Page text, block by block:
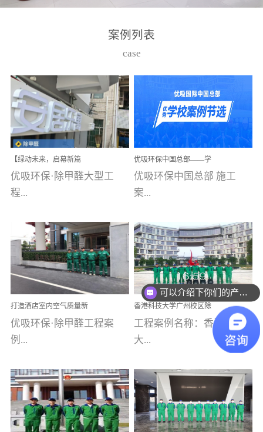
高技能的团队。汇聚了众
取得了多项产品技术专利
和多项国家版权局著作
权，获得高新技术企业称
号。生产优势自主生产自
给自足，优吸公司于2015
在广州番禺区成功建立产
品线生产基地，工厂拥有
自动化生产设备和成熟的
选择源头源材料、严控产
品质量，我们每一批的生
产产品都经过严格的质检
程序；生产车间为优吸总
部和全国分支机构生产光
触媒、净醛王、祛味剂等
优吸系列产品，保质保量
完成生产任务，确保全国
求。资质优势团队优势分
支优势优吸环保是一棵正
茁壮成长的树，只要我们
人人都爱护她、珍惜她、
案例列表
case
【绿动未来，启幕新篇
章】优吸环保中标深圳安
居乐寓，超大型工装室内
空气治理项目顺利启航，
优吸环保·除甲醛大型工
程...
案例【深圳安居乐寓】室
内空气治理项目深圳安居
乐寓 深圳市安居乐寓
为深圳安居集团旗下城...
优吸环保中国总部——学
校施工案例(节选)
优吸环保中国总部 施工
案...
例(学校工装节选)广州南沙
小学(珠江湾校区)项目地
址：广州市南沙区海滨路
南沙珠江湾江门市蓬江区
禾...
打造酒店室内空气质量新
标杆——优吸环保·标杆之
作：东莞美豪雅致酒店室
内空气治理工程纪实
优吸环保·除甲醛工程案
例...
【东莞美豪雅致酒店】室
内空气治理项目东莞美豪
雅致酒店 东莞美豪雅
香港科技大学广州校区除
甲醛项目圆满完成
工程案例名称：香港科技
大...
学广州校区室内空气治
理 工程案例地址：广
州南沙区·香港科技大学(广
可以介绍下你们的产品么
你们是怎么收费的呢